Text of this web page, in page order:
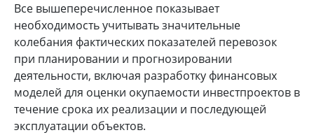
Все вышеперечисленное показывает
необходимость учитывать значительные
колебания фактических показателей перевозок
при планировании и прогнозировании
деятельности, включая разработку финансовых
моделей для оценки окупаемости инвестпроектов в
течение срока их реализации и последующей
эксплуатации объектов.